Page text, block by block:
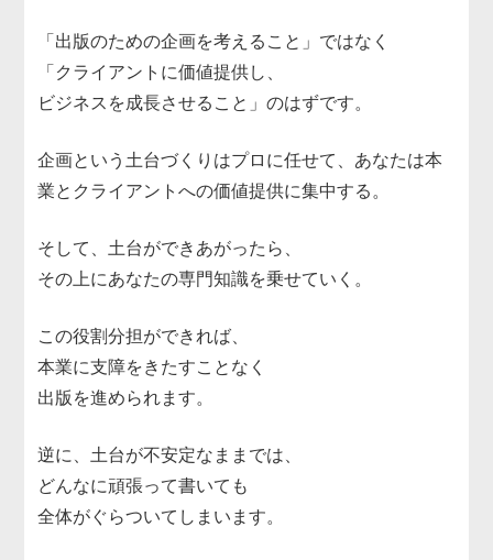
「出版のための企画を考えること」ではなく
「クライアントに価値提供し、
ビジネスを成長させること」のはずです。
企画という土台づくりはプロに任せて、あなたは本
業とクライアントへの価値提供に集中する。
そして、土台ができあがったら、
その上にあなたの専門知識を乗せていく。
この役割分担ができれば、
本業に支障をきたすことなく
出版を進められます。
逆に、土台が不安定なままでは、
どんなに頑張って書いても
全体がぐらついてしまいます。